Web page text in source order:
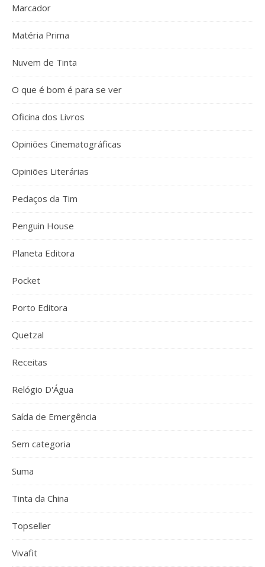
Marcador
Matéria Prima
Nuvem de Tinta
O que é bom é para se ver
Oficina dos Livros
Opiniões Cinematográficas
Opiniões Literárias
Pedaços da Tim
Penguin House
Planeta Editora
Pocket
Porto Editora
Quetzal
Receitas
Relógio D'Água
Saída de Emergência
Sem categoria
Suma
Tinta da China
Topseller
Vivafit